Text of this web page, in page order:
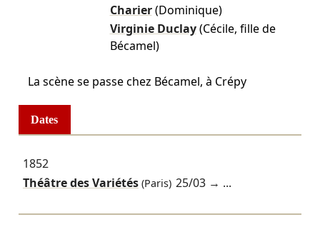
Charier (Dominique)
Virginie Duclay (Cécile, fille de
Bécamel)
La scène se passe chez Bécamel, à Crépy
Dates
1852
Théâtre des Variétés(Paris) 25/03 → ...